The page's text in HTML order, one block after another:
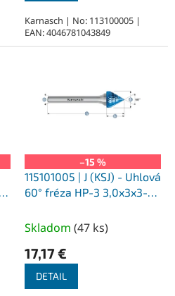
Karnasch | No: 113100005 |
EAN: 4046781043849
–15 %
115101005 | J (KSJ) - Uhlová
60° fréza HP-3 3,0x3x3-38
Skladom (47 ks)
17,17 €
DETAIL